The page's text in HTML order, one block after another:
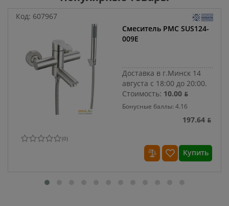
Код: 607967
Смеситель РМС SUS124-
009E
Доставка в г.Минск 14
августа с 18:00 до 20:00.
Стоимость: 10.00 ƃ
Бонусные баллы: 4.16
197.64 ƃ
(0)
Купить